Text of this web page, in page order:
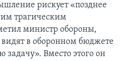
рискует «позднее
трагическим
министр обороны,
в оборонном бюджете
Вместо этого он